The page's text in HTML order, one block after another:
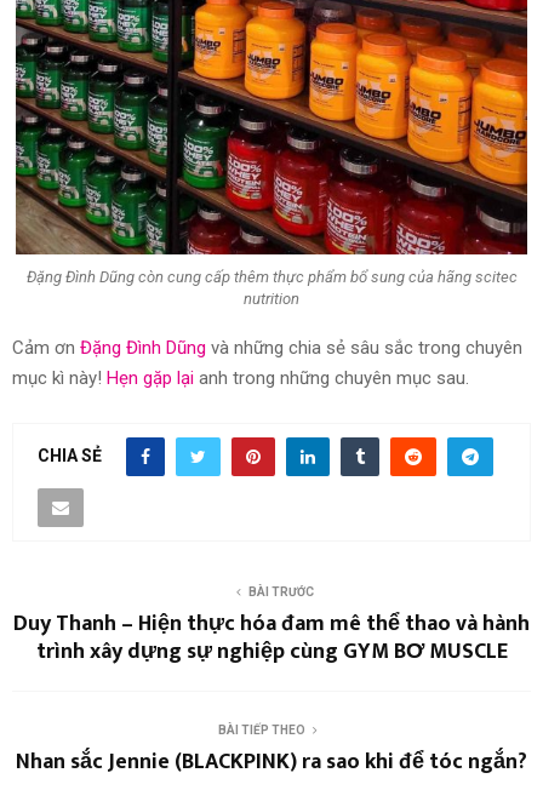
Đặng Đình Dũng còn cung cấp thêm thực phẩm bổ sung của hãng scitec
nutrition
Cảm ơn Đặng Đình Dũng và những chia sẻ sâu sắc trong chuyên
mục kì này! Hẹn gặp lại anh trong những chuyên mục sau.
CHIA SẺ
BÀI TRƯỚC
Duy Thanh – Hiện thực hóa đam mê thể thao và hành
trình xây dựng sự nghiệp cùng GYM BƠ MUSCLE
BÀI TIẾP THEO
Nhan sắc Jennie (BLACKPINK) ra sao khi để tóc ngắn?